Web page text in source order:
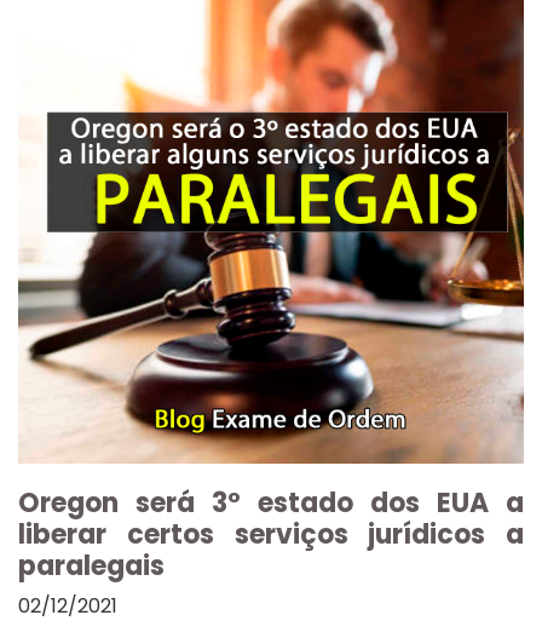
Oregon será 3º estado dos EUA a
liberar certos serviços jurídicos a
paralegais
02/12/2021